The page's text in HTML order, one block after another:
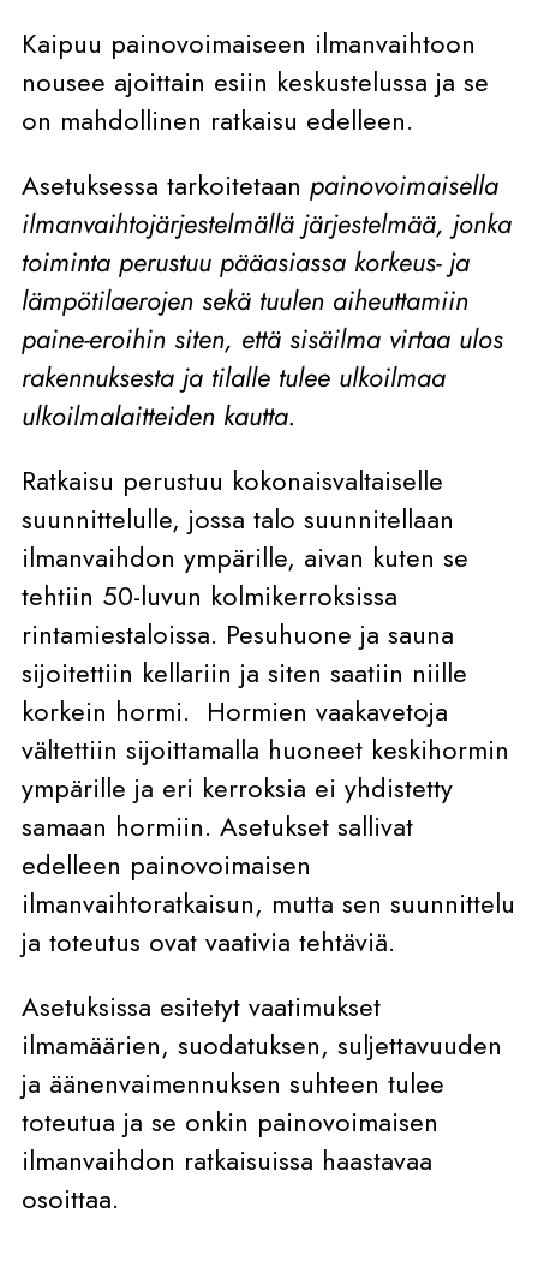
Kaipuu painovoimaiseen ilmanvaihtoon
nousee ajoittain esiin keskustelussa ja se
on mahdollinen ratkaisu edelleen.
Asetuksessa tarkoitetaan painovoimaisella
ilmanvaihtojärjestelmällä järjestelmää, jonka
toiminta perustuu pääasiassa korkeus-​ ja
lämpötilaerojen sekä tuulen aiheuttamiin
paine-​eroihin siten, että sisäilma virtaa ulos
rakennuksesta ja tilalle tulee ulkoilmaa
ulkoilmalaitteiden kautta.
Ratkaisu perustuu kokonaisvaltaiselle
suunnittelulle, jossa talo suunnitellaan
ilmanvaihdon ympärille, aivan kuten se
tehtiin 50-luvun kolmikerroksissa
rintamiestaloissa. Pesuhuone ja sauna
sijoitettiin kellariin ja siten saatiin niille
korkein hormi. Hormien vaakavetoja
vältettiin sijoittamalla huoneet keskihormin
ympärille ja eri kerroksia ei yhdistetty
samaan hormiin. Asetukset sallivat
edelleen painovoimaisen
ilmanvaihtoratkaisun, mutta sen suunnittelu
ja toteutus ovat vaativia tehtäviä.
Asetuksissa esitetyt vaatimukset
ilmamäärien, suodatuksen, suljettavuuden
ja äänenvaimennuksen suhteen tulee
toteutua ja se onkin painovoimaisen
ilmanvaihdon ratkaisuissa haastavaa
osoittaa.